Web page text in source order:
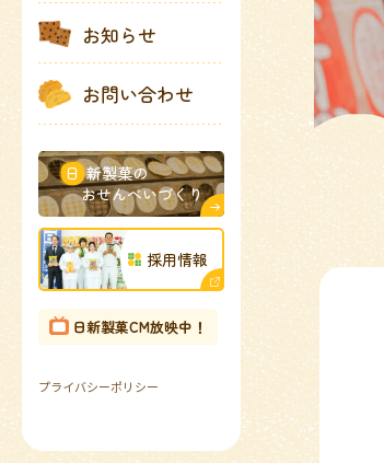
お知らせ
お問い合わせ
日 新製菓の
おせんべいづくり
採用情報
日新製菓CM放映中！
プライバシーポリシー